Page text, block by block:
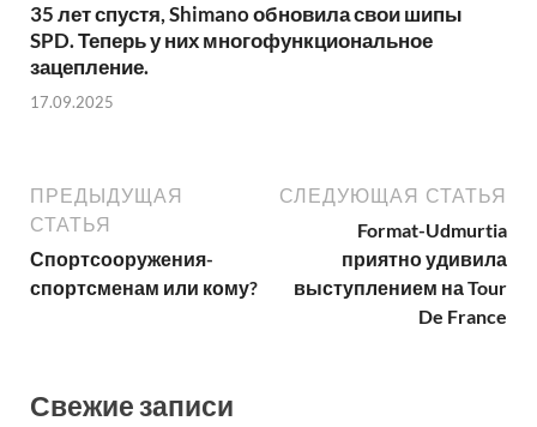
35 лет спустя, Shimano обновила свои шипы
SPD. Теперь у них многофункциональное
зацепление.
17.09.2025
ПРЕДЫДУЩАЯ
СТАТЬЯ
Спортсооружения-
спортсменам или кому?
СЛЕДУЮЩАЯ СТАТЬЯ
Format-Udmurtia
приятно удивила
выступлением на Tour
De France
Свежие записи